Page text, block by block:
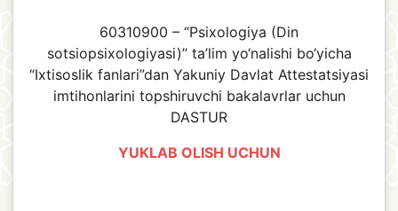
60310900 – “Psixologiya (Din
sotsiopsixologiyasi)” ta’lim yo‘nalishi bo‘yicha
“Ixtisoslik fanlari”dan Yakuniy Davlat Attestatsiyasi
imtihonlarini topshiruvchi bakalavrlar uchun
DASTUR
YUKLAB OLISH UCHUN